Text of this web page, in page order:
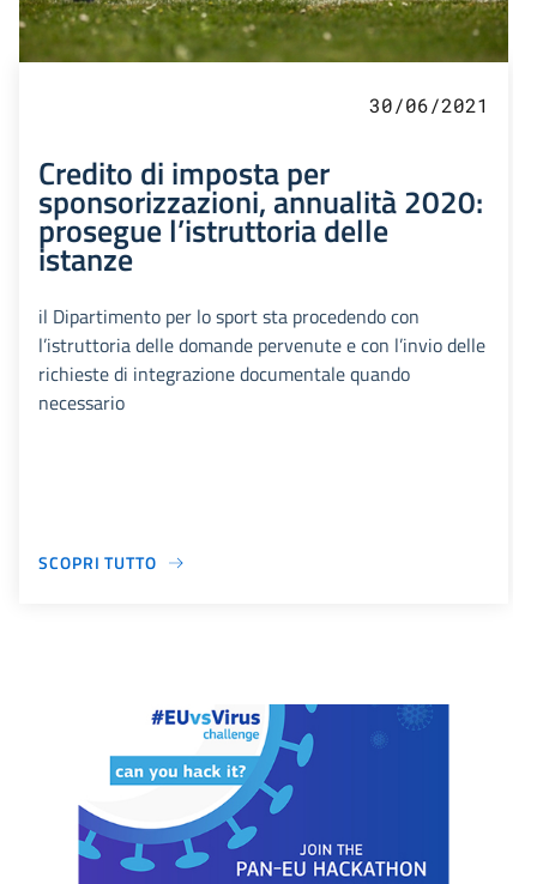
30/06/2021
Credito di imposta per
sponsorizzazioni, annualità 2020:
prosegue l’istruttoria delle
istanze
il Dipartimento per lo sport sta procedendo con
l’istruttoria delle domande pervenute e con l’invio delle
richieste di integrazione documentale quando
necessario
SCOPRI TUTTO